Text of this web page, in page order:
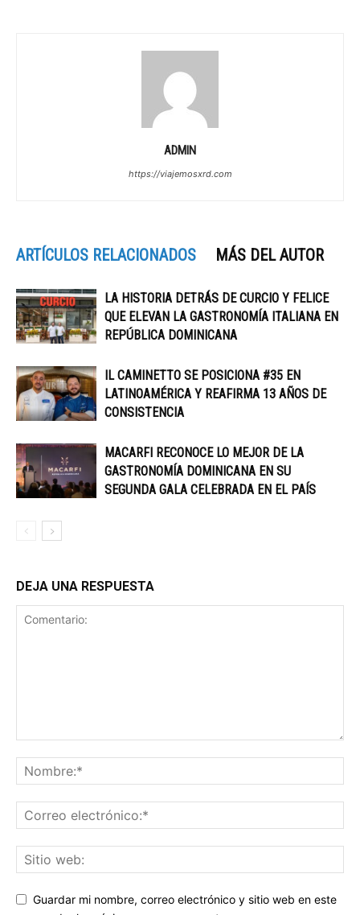
ADMIN
https://viajemosxrd.com
ARTÍCULOS RELACIONADOS MÁS DEL AUTOR
LA HISTORIA DETRÁS DE CURCIO Y FELICE
QUE ELEVAN LA GASTRONOMÍA ITALIANA EN
REPÚBLICA DOMINICANA
IL CAMINETTO SE POSICIONA #35 EN
LATINOAMÉRICA Y REAFIRMA 13 AÑOS DE
CONSISTENCIA
MACARFI RECONOCE LO MEJOR DE LA
GASTRONOMÍA DOMINICANA EN SU
SEGUNDA GALA CELEBRADA EN EL PAÍS
DEJA UNA RESPUESTA
Guardar mi nombre, correo electrónico y sitio web en este